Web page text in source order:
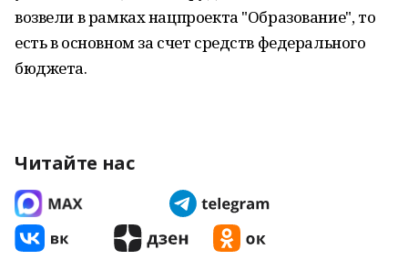
возвели в рамках нацпроекта "Образование", то
есть в основном за счет средств федерального
бюджета.
Читайте нас